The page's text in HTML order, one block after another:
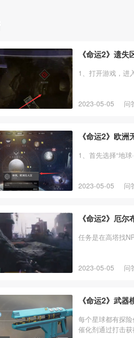
《命运2》遗失
1、打开游戏，进
2023-05-05 问
《命运2》欧洲
1、首先选择“地球
2023-05-05 问
《命运2》厄尔
任务是在高塔找
2023-05-05 问
《命运2》武
每个星球都有探
催化剂通过打击